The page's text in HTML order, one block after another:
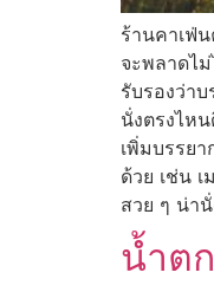
ร้านคาเฟ่
จะพลาดไ
รับรองว่า
นั่งตรงไห
เพิ่มบรรย
ด้วย เช่น
สวย ๆ น่า
น้ำต